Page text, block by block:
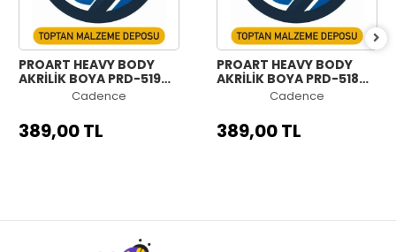
PROART HEAVY BODY
AKRİLİK BOYA PRD-519
GÜMÜŞ 120ML
Cadence
389,00 TL
PROART HEAVY BODY
AKRİLİK BOYA PRD-518
PLATİN 120ML
Cadence
389,00 TL